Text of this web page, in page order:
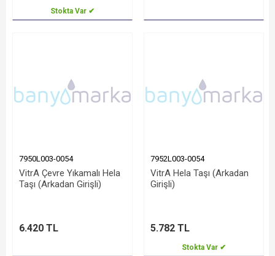
Stokta Var ✔
7950L003-0054
VitrA Çevre Yıkamalı Hela
Taşı (Arkadan Girişli)
6.420 TL
7952L003-0054
VitrA Hela Taşı (Arkadan
Girişli)
5.782 TL
Stokta Var ✔